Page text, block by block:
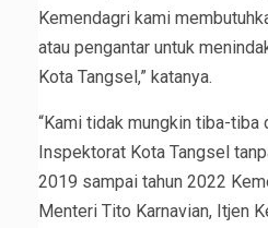
Kemendagri kami
atau pengantar untuk
Kota Tangsel,” katanya.
“Kami tidak mungkin tiba-tiba
Inspektorat Kota Tangsel
2019 sampai tahun 2022
Menteri Tito Karnavian, Itjen